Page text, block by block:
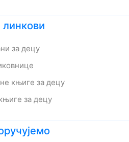
линкови
за децу
књиге за децу
за децу